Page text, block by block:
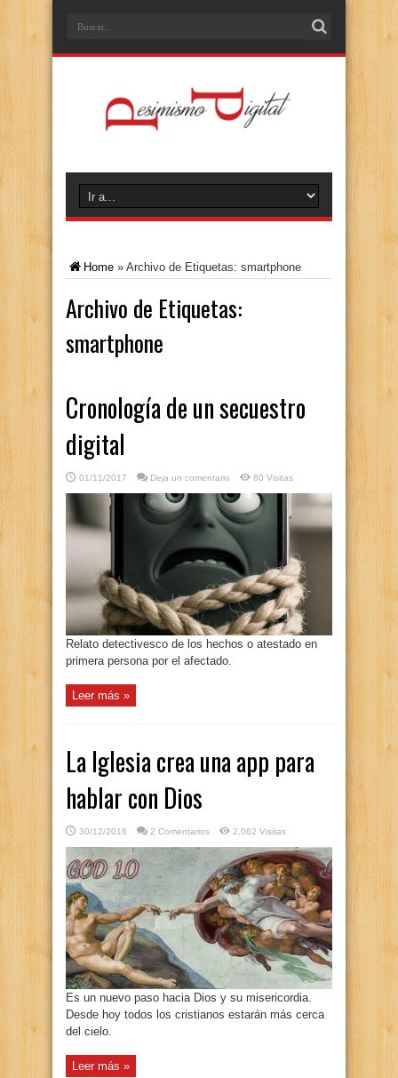
Home » Archivo de Etiquetas: smartphone
Archivo de Etiquetas:
smartphone
Cronología de un secuestro
digital
01/11/2017 Deja un comentario 80 Visitas
Relato detectivesco de los hechos o atestado en
primera persona por el afectado.
Leer más »
La Iglesia crea una app para
hablar con Dios
30/12/2016 2 Comentarios 2,062 Visitas
Es un nuevo paso hacia Dios y su misericordia.
Desde hoy todos los cristianos estarán más cerca
del cielo.
Leer más »